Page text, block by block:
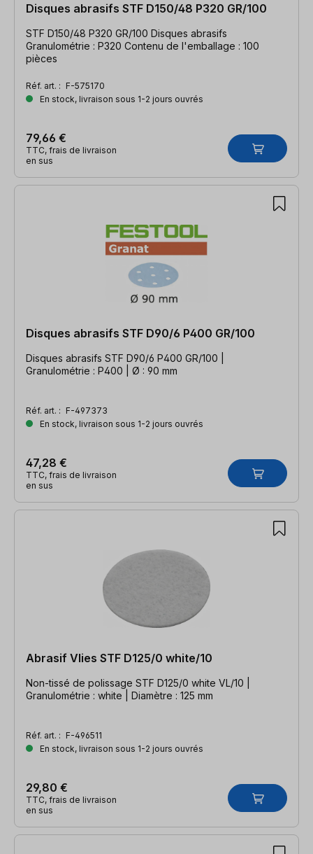
Disques abrasifs STF D150/48 P320 GR/100
STF D150/48 P320 GR/100 Disques abrasifs
Granulométrie : P320 Contenu de l'emballage : 100
pièces
Réf. art. : F-575170
En stock, livraison sous 1-2 jours ouvrés
79,66 €
TTC, frais de livraison
en sus
Disques abrasifs STF D90/6 P400 GR/100
Disques abrasifs STF D90/6 P400 GR/100 |
Granulométrie : P400 | Ø : 90 mm
Réf. art. : F-497373
En stock, livraison sous 1-2 jours ouvrés
47,28 €
TTC, frais de livraison
en sus
Abrasif Vlies STF D125/0 white/10
Non-tissé de polissage STF D125/0 white VL/10 |
Granulométrie : white | Diamètre : 125 mm
Réf. art. : F-496511
En stock, livraison sous 1-2 jours ouvrés
29,80 €
TTC, frais de livraison
en sus